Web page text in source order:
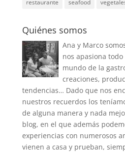
restaurante
seafood
Quiénes somos
Ana y Marco
nos apasiona
mundo de la
creaciones,
tendencias… Dado que nos
nuestros recuerdos los
de alguna manera y nada
blog, en el que además
experiencias con numerosos
vienen a casa y prueban,